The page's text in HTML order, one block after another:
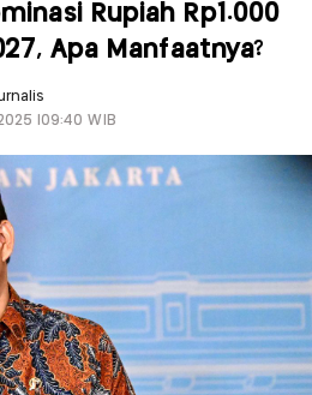
Rupiah Rp1.000
Apa Manfaatnya?
|09:40 WIB